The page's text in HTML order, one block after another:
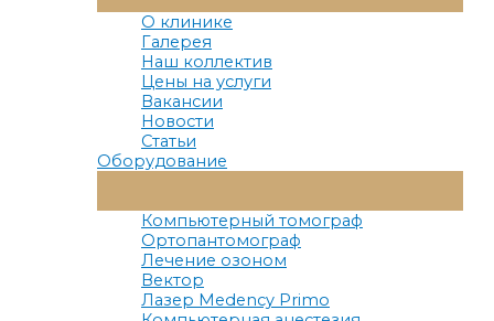
Меню
О клинике
Галерея
Наш коллектив
Цены на услуги
Вакансии
Новости
Статьи
Оборудование
Меню
Компьютерный томограф
Ортопантомограф
Лечение озоном
Вектор
Лазер Medency Primo